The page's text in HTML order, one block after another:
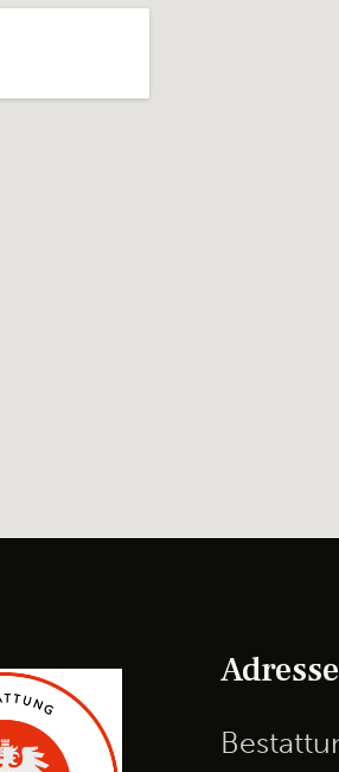
Adresse